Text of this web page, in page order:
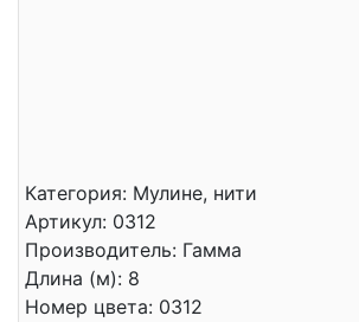
Категория: Мулине, нити
Артикул: 0312
Производитель: Гамма
Длина (м): 8
Номер цвета: 0312